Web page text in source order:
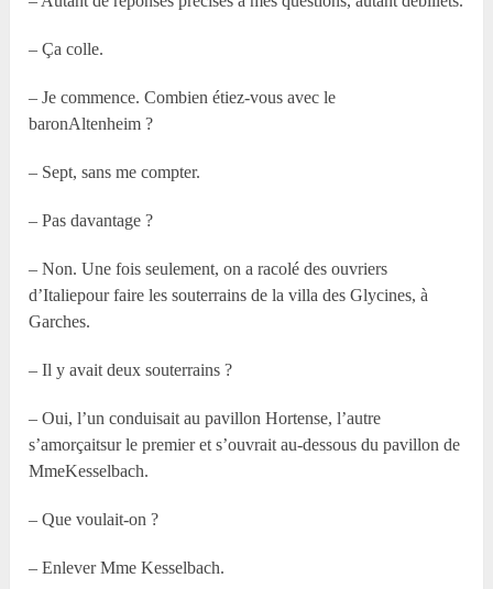
– Ça colle.
– Je commence. Combien étiez-vous avec le
baronAltenheim ?
– Sept, sans me compter.
– Pas davantage ?
– Non. Une fois seulement, on a racolé des ouvriers
d’Italiepour faire les souterrains de la villa des Glycines, à
Garches.
– Il y avait deux souterrains ?
– Oui, l’un conduisait au pavillon Hortense, l’autre
s’amorçaitsur le premier et s’ouvrait au-dessous du pavillon de
MmeKesselbach.
– Que voulait-on ?
– Enlever Mme Kesselbach.